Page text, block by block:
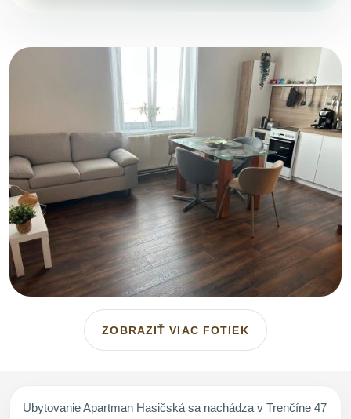
ZOBRAZIŤ VIAC FOTIEK
Ubytovanie Apartman Hasičská sa nachádza v Trenčíne 47